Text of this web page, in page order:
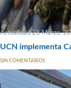
Actualidad 28 Marzo,
UCN implementa
SIN COMENTARIOS